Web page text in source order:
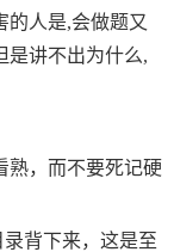
的人是,会做题又
是讲不出为什么,
熟，而不要死记硬
背下来，这是至